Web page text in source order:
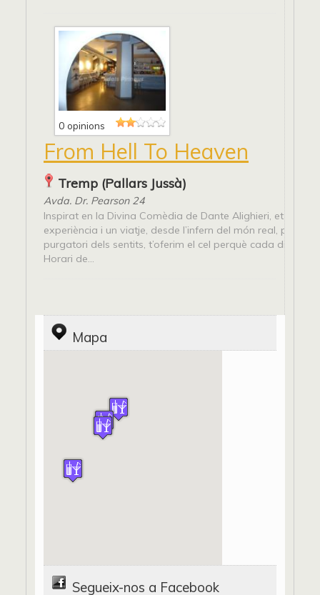
0 opinions
From Hell To Heaven
Tremp (Pallars Jussà)
Avda. Dr. Pearson 24
Inspirat en la Divina Comèdia de Dante Alighieri, et
experiència i un viatje, desde l’infern del món real,
purgatori dels sentits, t’oferim el cel perquè cada dia el
Horari de...
Mapa
Segueix-nos a Facebook